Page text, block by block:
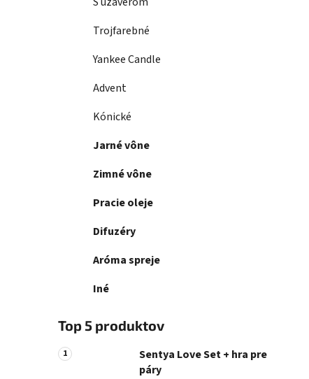
Trojfarebné
Yankee Candle
Advent
Kónické
Jarné vône
Zimné vône
Pracie oleje
Difuzéry
Aróma spreje
Iné
Top 5 produktov
Sentya Love Set + hra pre
páry